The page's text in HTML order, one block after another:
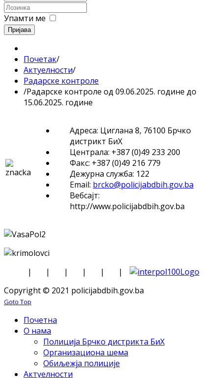
Упамти ме
Пријава
Почетак/
Актуелности/
Радарске контроле
/Радарске контроле од 09.06.2025. године до
15.06.2025. године
Адреса: Циглана 8, 76100 Брчко
дистрикт БиХ
Централа: +387 (0)49 233 200
Факс: +387 (0)49 216 779
Дежурна служба: 122
Email: brcko@policijabdbih.gov.ba
Вебсајт:
http://www.policijabdbih.gov.ba
| | | | |
|
Copyright © 2021 policijabdbih.gov.ba
Goto Top
Почетна
О нама
Полиција Брчко дистрикта БиХ
Организациона шема
Обиљежја полиције
Актуелности